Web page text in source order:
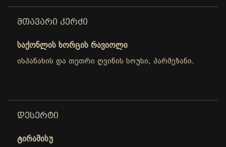
ᲛᲗᲐᲕᲐᲠᲘ ᲙᲔᲠᲫᲘ
საქონლის ხორცის რავიოლი
ისპანახის და თეთრი ღვინის სოუსი, პარმეზანი.
ᲓᲔᲡᲔᲠᲢᲘ
ტირამისუ